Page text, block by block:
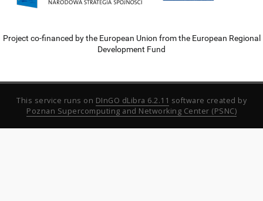
Project co-financed by the European Union from the European Regional
Development Fund
This service runs on DInGO dLibra 6.2.11 software created by
Poznan Supercomputing and Networking Center (PSNC)